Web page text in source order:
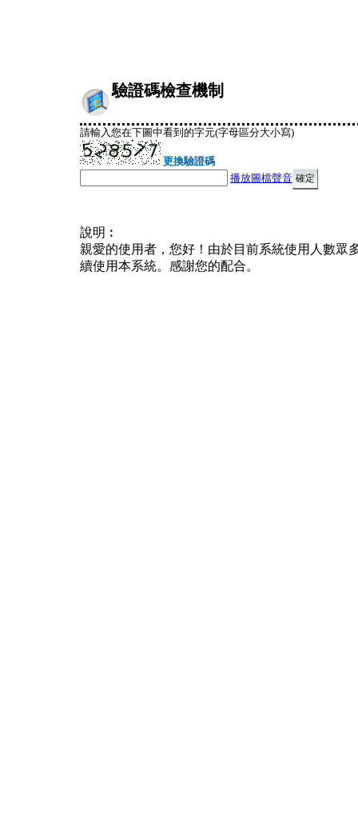
驗證碼檢查機制
請輸入您在下圖中看到的字元(字母區分大小寫)
更換驗證碼
播放圖檔聲音
說明︰
親愛的使用者，您好！由於目前系統使用人數眾
續使用本系統。感謝您的配合。